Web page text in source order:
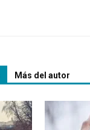
Más del autor